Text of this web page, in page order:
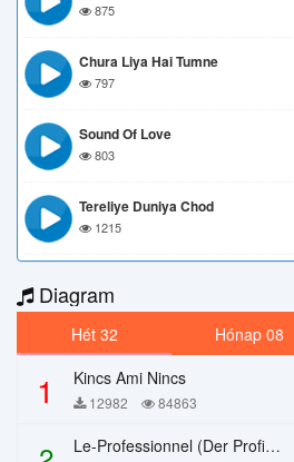
875
Chura Liya Hai Tumne
797
Sound Of Love
803
Tereliye Duniya Chod
1215
Diagram
Hét 32 Hónap 08
1 Kincs Ami Nincs
12982 84863
Le-Professionnel (Der Profi) – Chi Mai